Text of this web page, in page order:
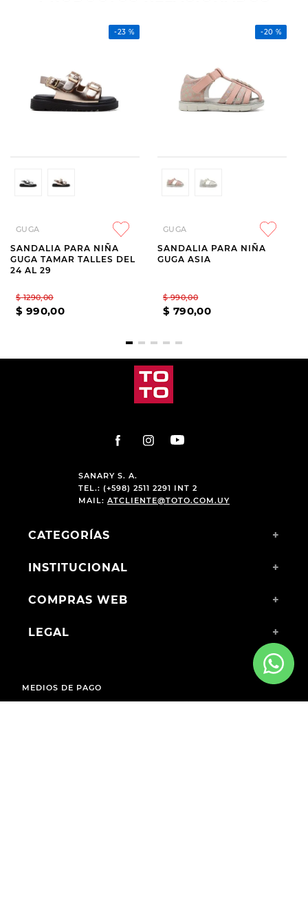
-23 %
GUGA
SANDALIA PARA NIÑA
GUGA TAMAR TALLES DEL
24 AL 29
$ 1290,00
$ 990,00
-20 %
GUGA
SANDALIA PARA NIÑA
GUGA ASIA
$ 990,00
$ 790,00
SANARY S. A.
TEL.: (+598) 2511 2291 INT 2
MAIL: ATCLIENTE@TOTO.COM.UY
CATEGORÍAS +
INSTITUCIONAL +
COMPRAS WEB +
LEGAL +
MEDIOS DE PAGO